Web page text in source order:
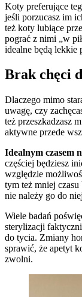
Koty preferujące
jeśli porzucasz im
też koty lubiące
pograć z nimi „w
idealne będą lekkie
Brak chęci
Dlaczego mimo
uwagę, czy
też przeszkadzasz
aktywne przede
Idealnym czasem
częściej będziesz
względzie
tym też mniej czasu
nie należy go do
Wiele badań
sterylizacji
do tycia. Zmiany
sprawić, że apetyt
zwolni.